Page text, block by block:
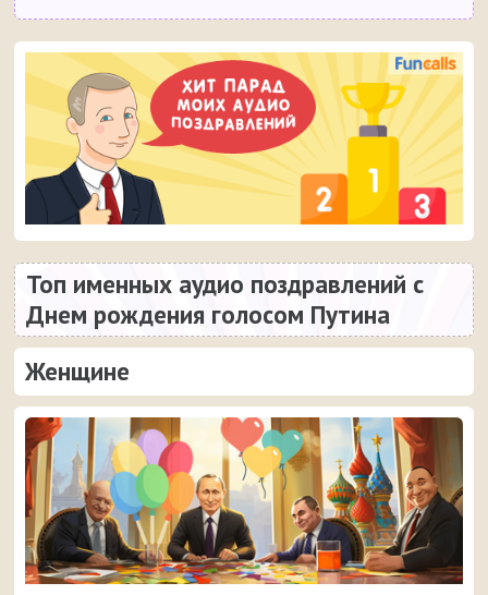
Топ именных аудио поздравлений с
Днем рождения голосом Путина
Женщине